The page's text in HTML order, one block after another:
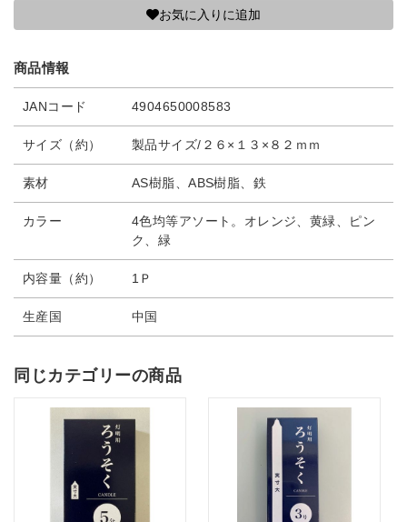
お気に入りに追加
商品情報
JANコード 4904650008583
サイズ（約） 製品サイズ/２６×１３×８２ｍｍ
素材 AS樹脂、ABS樹脂、鉄
カラー
4色均等アソート。オレンジ、黄緑、ピン
ク、緑
内容量（約） 1Ｐ
生産国 中国
同じカテゴリーの商品